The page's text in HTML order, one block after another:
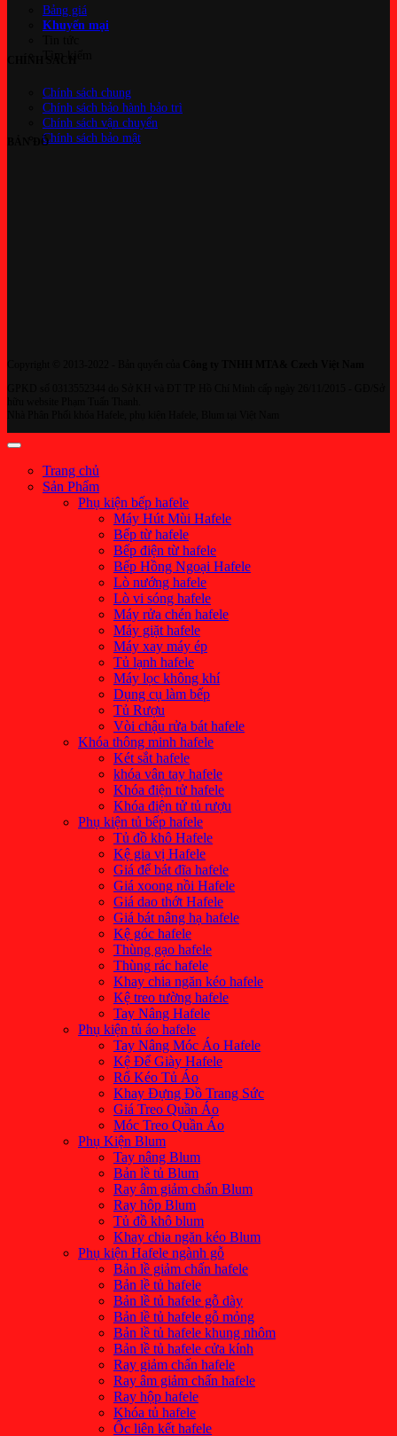
Bảng giá
Khuyến mại
Chính sách chung
Chính sách bảo hành bảo trì
Chính sách vận chuyển
Chính sách bảo mật
BẢN ĐỒ
Trang chủ
Sản Phẩm
Phụ kiện bếp hafele
Máy Hút Mùi Hafele
Bếp từ hafele
Bếp điện từ hafele
Bếp Hồng Ngoại Hafele
Lò nướng hafele
Lò vi sóng hafele
Máy rửa chén hafele
Máy giặt hafele
Máy xay máy ép
Tủ lạnh hafele
Máy lọc không khí
Dụng cụ làm bếp
Tủ Rượu
Vòi chậu rửa bát hafele
Khóa thông minh hafele
Két sắt hafele
khóa vân tay hafele
Khóa điện tử hafele
Khóa điện tử tủ rượu
Phụ kiện tủ bếp hafele
Tủ đồ khô Hafele
Kệ gia vị Hafele
Giá để bát đĩa hafele
Giá xoong nồi Hafele
Giá dao thớt Hafele
Giá bát nâng hạ hafele
Kệ góc hafele
Thùng gạo hafele
Thùng rác hafele
Khay chia ngăn kéo hafele
Kệ treo tường hafele
Tay Nâng Hafele
Phụ kiện tủ áo hafele
Tay Nâng Móc Áo Hafele
Kệ Để Giày Hafele
Rổ Kéo Tủ Áo
Khay Đựng Đồ Trang Sức
Giá Treo Quần Áo
Móc Treo Quần Áo
Phụ Kiện Blum
Tay nâng Blum
Bản lề tủ Blum
Ray âm giảm chấn Blum
Ray hôp Blum
Tủ đồ khô blum
Khay chia ngăn kéo Blum
Phụ kiện Hafele ngành gỗ
Bản lề giảm chấn hafele
Bản lề tủ hafele
Bản lề tủ hafele gỗ dày
Bản lề tủ hafele gỗ mỏng
Bản lề tủ hafele khung nhôm
Bản lề tủ hafele cửa kính
Ray giảm chấn hafele
Ray âm giảm chấn hafele
Ray hộp hafele
Khóa tủ hafele
Ốc liên kết hafele